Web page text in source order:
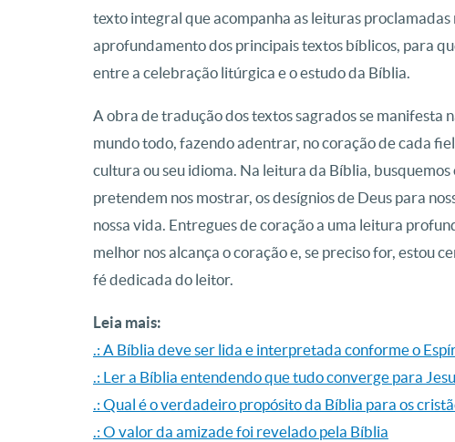
texto integral que acompanha as leituras
aprofundamento dos principais textos bíblicos, para
entre a celebração litúrgica e o estudo da Bíblia.
A obra de tradução dos textos sagrados se manifesta
mundo todo, fazendo adentrar, no coração de cada
cultura ou seu idioma. Na leitura da Bíblia,
pretendem nos mostrar, os desígnios de Deus para
nossa vida. Entregues de coração a uma leitura
melhor nos alcança o coração e, se preciso for, estou
fé dedicada do leitor.
Leia mais:
.: A Bíblia deve ser lida e interpretada conforme o
.: Ler a Bíblia entendendo que tudo converge para
.: Qual é o verdadeiro propósito da Bíblia para os
.: O valor da amizade foi revelado pela Bíblia